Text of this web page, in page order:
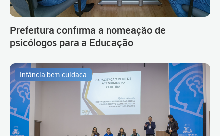
Prefeitura confirma a nomeação de
psicólogos para a Educação
Infância bem-cuidada